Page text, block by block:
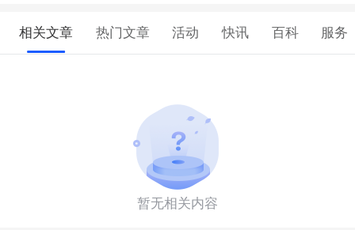
相关文章 热门文章 活动 快讯 百科 服务
暂无相关内容